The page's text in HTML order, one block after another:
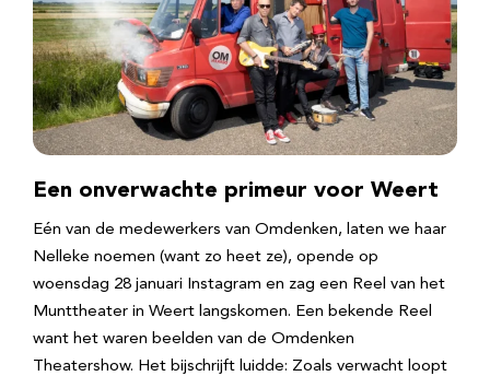
Een onverwachte primeur voor Weert
Eén van de medewerkers van Omdenken, laten we haar
Nelleke noemen (want zo heet ze), opende op
woensdag 28 januari Instagram en zag een Reel van het
Munttheater in Weert langskomen. Een bekende Reel
want het waren beelden van de Omdenken
Theatershow. Het bijschrijft luidde: Zoals verwacht loopt